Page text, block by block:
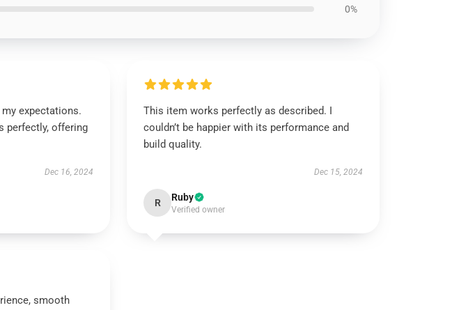
0%
expectations.
perfectly, offering
Dec 16, 2024
This item works perfectly as described. I
couldn’t be happier with its performance and
build quality.
Dec 15, 2024
R Ruby
Verified owner
smooth